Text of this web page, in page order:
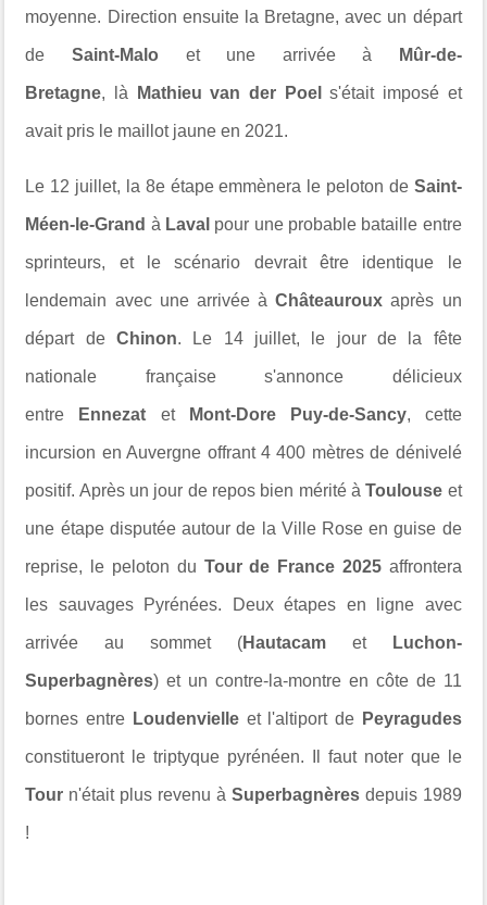
moyenne. Direction ensuite la Bretagne, avec un départ
de Saint-Malo et une arrivée à Mûr-de-
Bretagne, là Mathieu van der Poels'était imposé et
avait pris le maillot jaune en 2021.
Le 12 juillet, la 8e étape emmènera le peloton de Saint-
Méen-le-Grand à Laval pour une probable bataille entre
sprinteurs, et le scénario devrait être identique le
lendemain avec une arrivée àChâteauroux après un
départ deChinon. Le 14 juillet, le jour de la fête
nationale française s'annonce délicieux
entre Ennezat et Mont-Dore Puy-de-Sancy, cette
incursion en Auvergne offrant 4 400 mètres de dénivelé
positif. Après un jour de repos bien mérité àToulouse et
une étape disputée autour de la Ville Rose en guise de
reprise, le peloton du Tour de France 2025affrontera
les sauvages Pyrénées. Deux étapes en ligne avec
arrivée au sommet (Hautacamet Luchon-
Superbagnères) et un contre-la-montre en côte de 11
bornes entre Loudenvielleet l'altiport de Peyragudes
constitueront le triptyque pyrénéen. Il faut noter que le
Tour n'était plus revenu à Superbagnèresdepuis 1989
!